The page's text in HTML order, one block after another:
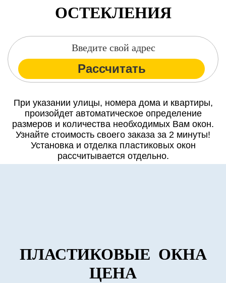
ОСТЕКЛЕНИЯ
Рассчитать
При указании улицы, номера дома и квартиры,
произойдет автоматическое определение
размеров и количества необходимых Вам окон.
Узнайте стоимость своего заказа за 2 минуты!
Установка и отделка пластиковых окон
рассчитывается отдельно.
ПЛАСТИКОВЫЕ ОКНА
ЦЕНА